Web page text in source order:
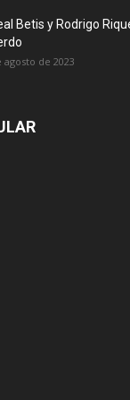
Betis y Rodrigo
agosto de 2023